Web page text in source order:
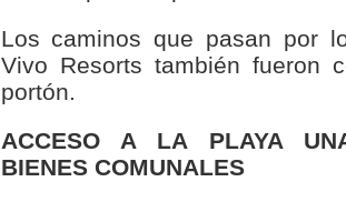
Los caminos que pasan por
Vivo Resorts también fueron
portón.
ACCESO A LA PLAYA
BIENES COMUNALES